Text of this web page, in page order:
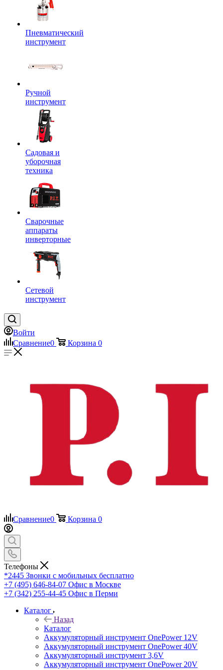
Пневматический
инструмент
Ручной
инструмент
Садовая и
уборочная
техника
Сварочные
аппараты
инверторные
Сетевой
инструмент
Войти
Сравнение0 Корзина 0
Сравнение0 Корзина 0
Телефоны
*2445 Звонки с мобильных бесплатно
+7 (495) 646-84-07 Офис в Москве
+7 (342) 255-44-45 Офис в Перми
Каталог
Назад
Каталог
Аккумуляторный инструмент OnePower 12V
Аккумуляторный инструмент OnePower 40V
Аккумуляторный инструмент 3,6V
Аккумуляторный инструмент OnePower 20V